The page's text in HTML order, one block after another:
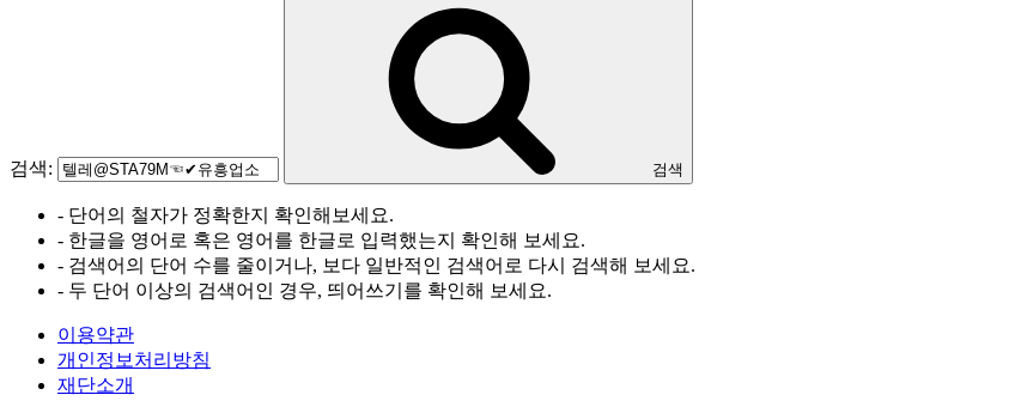
검색: 검색
- 단어의 철자가 정확한지 확인해보세요.
- 한글을 영어로 혹은 영어를 한글로 입력했는지 확인해 보세요.
- 검색어의 단어 수를 줄이거나, 보다 일반적인 검색어로 다시 검색해 보세요.
- 두 단어 이상의 검색어인 경우, 띄어쓰기를 확인해 보세요.
이용약관
개인정보처리방침
재단소개